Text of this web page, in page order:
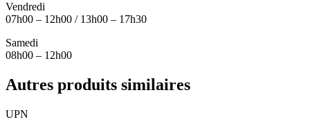
Vendredi
07h00 – 12h00 / 13h00 – 17h30
Samedi
08h00 – 12h00
Autres produits similaires
UPN